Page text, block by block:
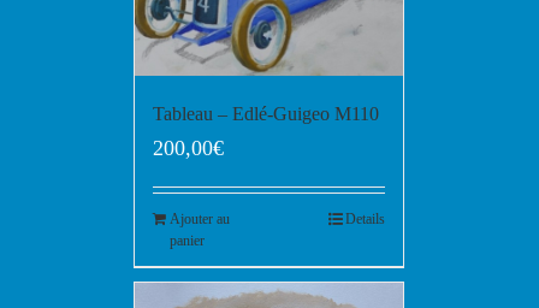
Tableau – Edlé-Guigeo M110
200,00€
Ajouter au
panier
Details